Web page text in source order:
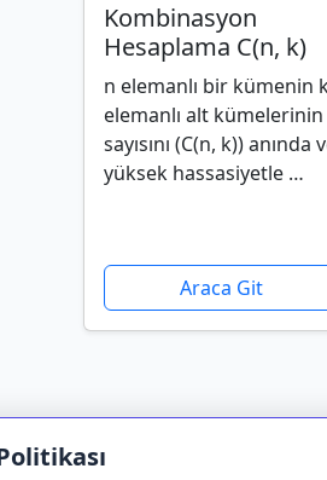
Kombinasyon
Hesaplama C(n, k)
n elemanlı bir kümenin
elemanlı alt kümelerinin
sayısını (C(n, k)) anında
yüksek hassasiyetle …
Araca Git